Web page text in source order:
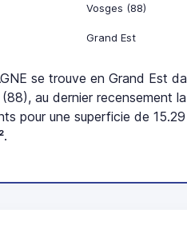
Vosges (88)
Grand Est
se trouve en Grand Est
au dernier recensement
pour une superficie de 15.29
.